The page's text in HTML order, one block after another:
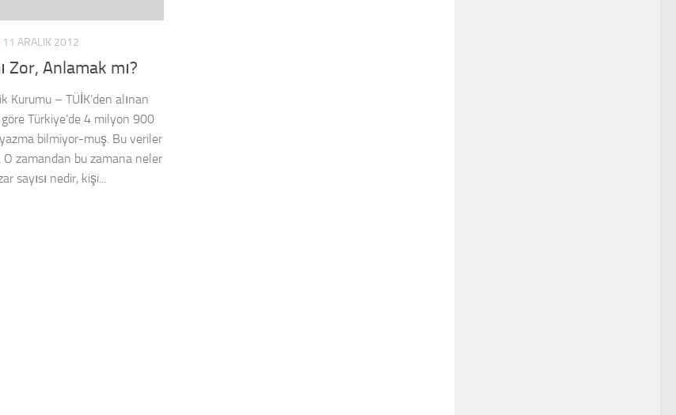
11 ARALIK 2012
Zor, Anlamak mı?
Kurumu – TÜİK’den alınan
Türkiye’de 4 milyon 900
bilmiyor-muş. Bu veriler
O zamandan bu zamana neler
sayısı nedir, kişi...